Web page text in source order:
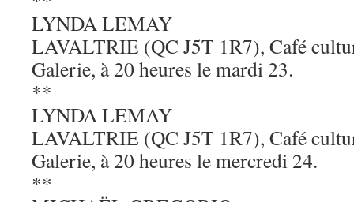
LYNDA LEMAY
LAVALTRIE (QC J5T 1R7), Café
Galerie, à 20 heures le mardi 23.
**
LYNDA LEMAY
LAVALTRIE (QC J5T 1R7), Café
Galerie, à 20 heures le mercredi 24.
**